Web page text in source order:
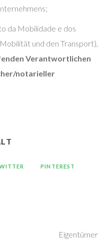
da Mobilidade e dos
und den Transport),
Verantwortlichen
notarieller
PINTEREST
Eigentümer